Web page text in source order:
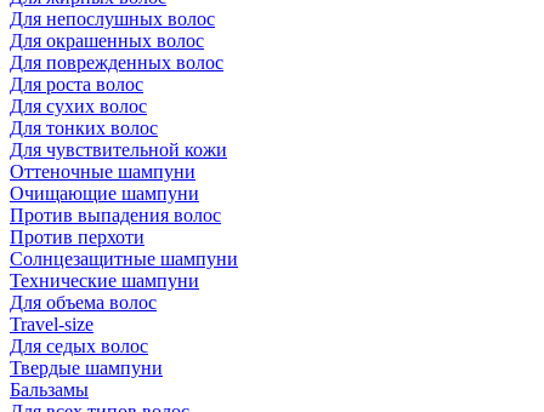
Для непослушных волос
Для окрашенных волос
Для поврежденных волос
Для роста волос
Для сухих волос
Для тонких волос
Для чувствительной кожи
Оттеночные шампуни
Очищающие шампуни
Против выпадения волос
Против перхоти
Солнцезащитные шампуни
Технические шампуни
Для объема волос
Travel-size
Для седых волос
Твердые шампуни
Бальзамы